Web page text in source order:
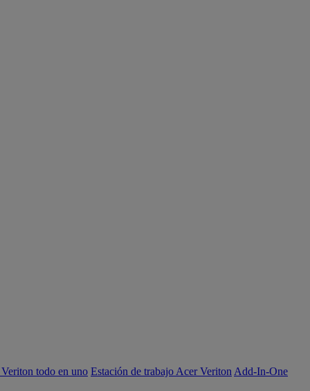
todo en uno Estación de trabajo Acer Veriton Add-In-One